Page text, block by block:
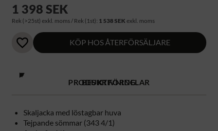
1 398 SEK
Rek (>25st) exkl. moms / Rek (1st): 1 538 SEK exkl. moms
KÖP HOS ÅTERFÖRSÄLJARE
PRODUKTFÖRDELAR
Skaljacka med löstagbar huva
Tejpande sömmar (343 4/1)
BESKRIVNING